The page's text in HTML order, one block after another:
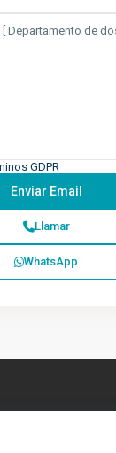
GDPR
Llamar
WhatsApp